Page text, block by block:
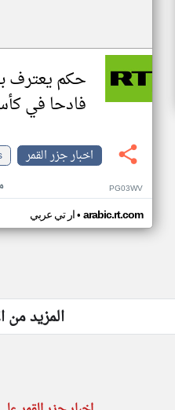
حكم يعترف
فادحا في كأس
اخبار جزر القمر
PG03WV
ار تي عربي• arabic.rt.com
المزيد من